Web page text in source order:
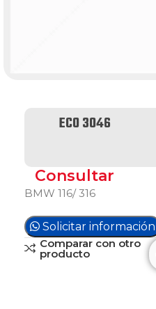
ECO 3046
Consultar
BMW 116/ 316
Solicitar información
Comparar con otro
producto